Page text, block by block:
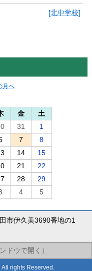
[北中学校]
月へ
金
土
31
1
7
8
14
15
21
22
28
29
4 5
市伊久美3690番地の1
ドウで開く）
rights Reserved.